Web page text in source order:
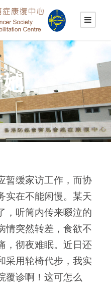
暂缓家访工作，而协
实在不能闲慢。某天
，听筒内传来啜泣的
情突然转差，食欲不
，彻夜难眠。近日还
采用轮椅代步，我实
覆诊啊！这可怎么